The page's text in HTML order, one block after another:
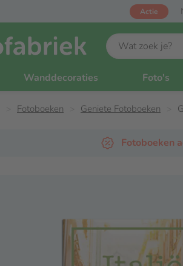
Actie
Wanddecoraties Foto's
Fotoboeken Geniete Fotoboeken
Fotoboeken